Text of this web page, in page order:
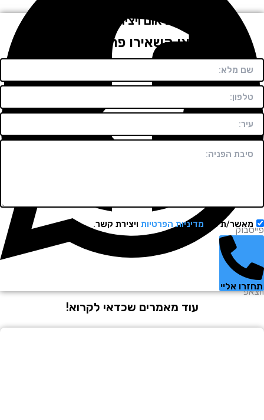
לתיאום ויצירת קשר
חייגו או השאירו פרטים בטופס!
ת אתמדיניות הפרטיותויצירת קשר.
אליי
עוד מאמרים שכדאי לקרוא!